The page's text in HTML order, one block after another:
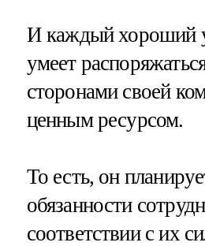
И каждый хороший
умеет
сторонами своей
ценным ресурсом.
То есть, он
обязанности
соответствии с их